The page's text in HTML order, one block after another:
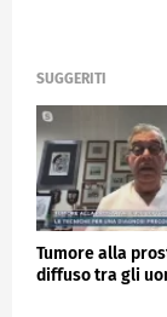
SUGGERITI
Tumore alla
diffuso tra gli